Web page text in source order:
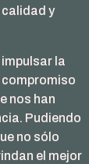
y
la
compromiso
nos han
Pudiendo
no sólo
el mejor